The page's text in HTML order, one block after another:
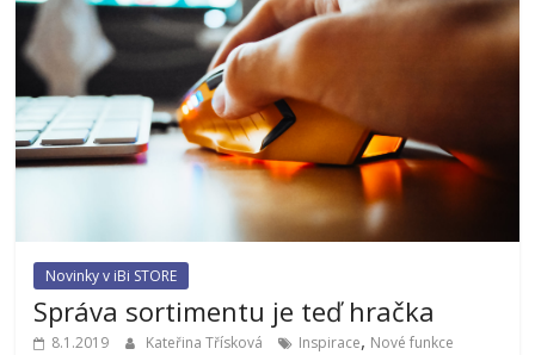
Novinky v iBi STORE
Správa sortimentu je teď hračka
8.1.2019 Kateřina Třísková Inspirace, Nové funkce